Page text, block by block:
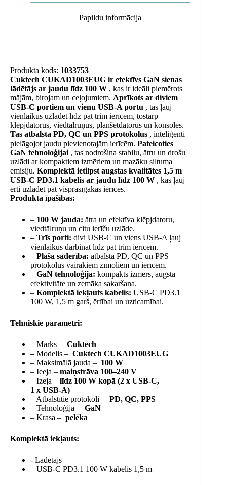
Papildu informācija
Produkta kods: 1033753
Cuktech CUKAD1003EUG ir efektīvs GaN sienas
lādētājs ar jaudu līdz 100 W , kas ir ideāli piemērots
mājām, birojam un ceļojumiem. Aprīkots ar diviem
USB-C portiem un vienu USB-A portu , tas ļauj
vienlaikus uzlādēt līdz pat trim ierīcēm, tostarp
klēpjdatorus, viedtālruņus, planšetdatorus un konsoles.
Tas atbalsta PD, QC un PPS protokolus , inteliģenti
pielāgojot jaudu pievienotajām ierīcēm. Pateicoties
GaN tehnoloģijai , tas nodrošina stabilu, ātru un drošu
uzlādi ar kompaktiem izmēriem un mazāku siltuma
emisiju. Komplektā ietilpst augstas kvalitātes 1,5 m
USB-C PD3.1 kabelis ar jaudu līdz 100 W , kas ļauj
ērti uzlādēt pat visprasīgākās ierīces.
Produkta īpašības:
– 100 W jauda: ātra un efektīva klēpjdatoru,
viedtālruņu un citu ierīču uzlāde.
– Trīs porti: divi USB-C un viens USB-A ļauj
vienlaikus darbināt līdz pat trim ierīcēm.
– Plaša saderība: atbalsta PD, QC un PPS
protokolus vairākiem zīmoliem un ierīcēm.
– GaN tehnoloģija: kompakts izmērs, augsta
efektivitāte un zemāka sakaršana.
– Komplektā iekļauts kabelis: USB-C PD3.1
100 W, 1,5 m garš, ērtībai un uzticamībai.
Tehniskie parametri:
– Marks – Cuktech
– Modelis – Cuktech CUKAD1003EUG
– Maksimālā jauda – 100 W
– Ieeja – maiņstrāva 100–240 V
– Izeja – līdz 100 W kopā (2 x USB-C,
1 x USB-A)
– Atbalstītie protokoli – PD, QC, PPS
– Tehnoloģija – GaN
– Krāsa – pelēka
Komplektā iekļauts:
- Lādētājs
– USB-C PD3.1 100 W kabelis 1,5 m